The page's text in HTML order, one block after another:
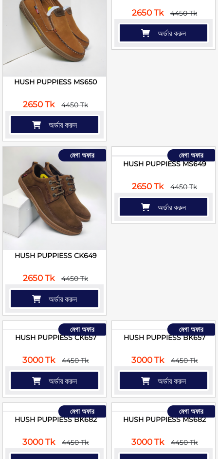
HUSH PUPPIESS MS650
2650 Tk 4450 Tk
অর্ডার করুন
2650 Tk 4450 Tk
অর্ডার করুন
মেগা অফার
HUSH PUPPIESS CK649
2650 Tk 4450 Tk
অর্ডার করুন
মেগা অফার
HUSH PUPPIESS MS649
2650 Tk 4450 Tk
অর্ডার করুন
মেগা অফার
HUSH PUPPIESS CK657
3000 Tk 4450 Tk
অর্ডার করুন
মেগা অফার
HUSH PUPPIESS BK657
3000 Tk 4450 Tk
অর্ডার করুন
মেগা অফার
HUSH PUPPIESS BK682
3000 Tk 4450 Tk
মেগা অফার
HUSH PUPPIESS MS682
3000 Tk 4450 Tk